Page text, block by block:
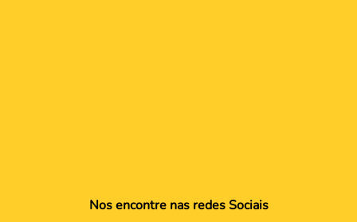
Utilizamos cookies para oferecer melhor experiência, melhorar